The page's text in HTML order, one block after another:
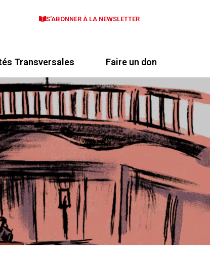
S'ABONNER À LA NEWSLETTER
Transversales Faire un don